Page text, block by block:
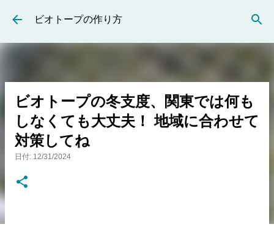
スキップしてメイン コンテンツに移動
ビオトープの作り方
ビオトープの冬支度、関東では何も
しなくても大丈夫！ 地域に合わせて
対策してね
日付: 12/31/2024